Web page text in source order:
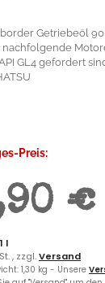
Getriebeöl
GL4 gefordert
Preis:
€
l
, zzgl.Versand
1,30 kg - Unsere